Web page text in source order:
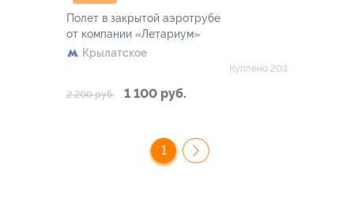
Полет в закрытой аэротрубе
от компании «Летариум»
Крылатское
2 200 руб. 1 100 руб.
Куплено 203
1